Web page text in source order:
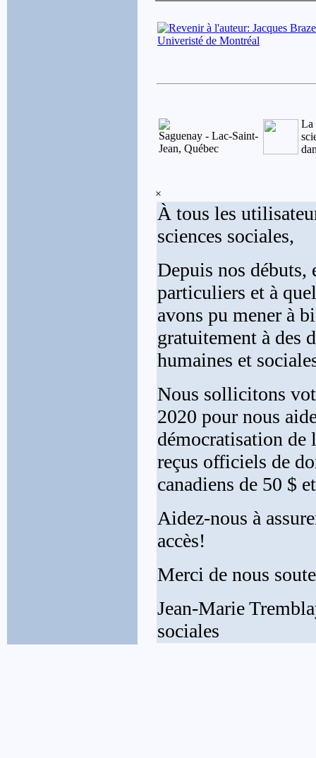
Saguenay - Lac-Saint-
Jean, Québec
La
×
À tous les
sciences sociales,
Depuis nos débuts,
particuliers et à
avons pu mener à
gratuitement à des
humaines et
Nous sollicitons
2020 pour nous
démocratisation de
reçus officiels de
canadiens de 50 $
Aidez-nous à
accès!
Merci de nous
Jean-Marie
sociales